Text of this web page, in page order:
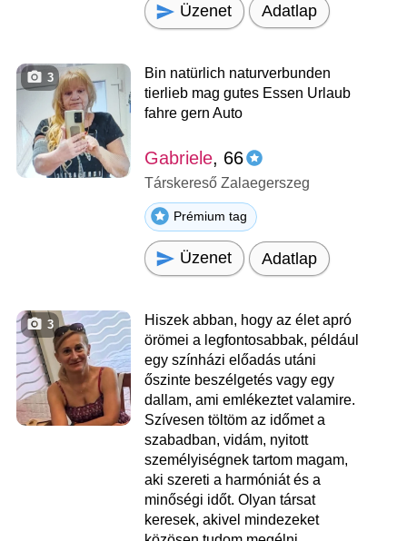
Üzenet Adatlap
3
Bin natürlich naturverbunden
tierlieb mag gutes Essen Urlaub
fahre gern Auto
Gabriele, 66
Társkereső Zalaegerszeg
Prémium tag
Üzenet Adatlap
3
Hiszek abban, hogy az élet apró
örömei a legfontosabbak, például
egy színházi előadás utáni
őszinte beszélgetés vagy egy
dallam, ami emlékeztet valamire.
Szívesen töltöm az időmet a
szabadban, vidám, nyitott
személyiségnek tartom magam,
aki szereti a harmóniát és a
minőségi időt. Olyan társat
keresek, akivel mindezeket